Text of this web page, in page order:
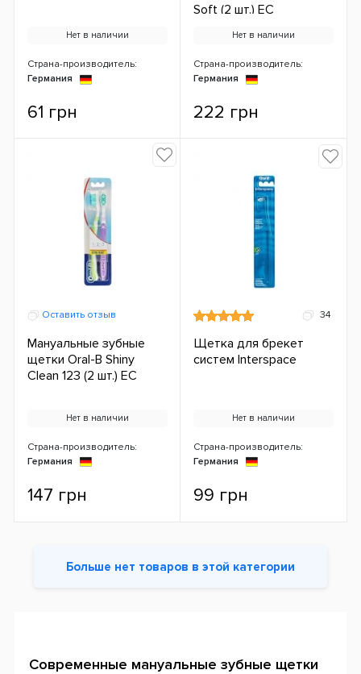
Нет в наличии
Страна-производитель:
Германия
61 грн
Soft (2 шт.) ЕС
Нет в наличии
Страна-производитель:
Германия
222 грн
Оставить отзыв
Мануальные зубные
щетки Oral-B Shiny
Clean 123 (2 шт.) ЕС
Нет в наличии
Страна-производитель:
Германия
147 грн
34
Щетка для брекет
систем Interspace
Нет в наличии
Страна-производитель:
Германия
99 грн
Больше нет товаров в этой категории
Современные мануальные зубные щетки